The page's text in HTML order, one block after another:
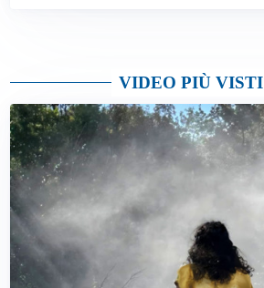
VIDEO PIÙ VISTI